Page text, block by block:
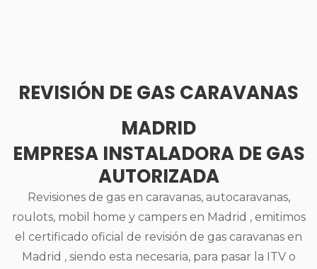
REVISIÓN DE GAS CARAVANAS
MADRID
EMPRESA INSTALADORA DE GAS
AUTORIZADA
Revisiones de gas en caravanas, autocaravanas,
roulots, mobil home y campers en Madrid , emitimos
el certificado oficial de revisión de gas caravanas en
Madrid , siendo esta necesaria, para pasar la ITV o